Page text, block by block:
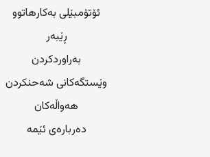
ئۆتۆمبێلی بەکارهاتوو
ڕێبەر
بەراوردکردن
وێستگەکانی شەحنکردن
هەواڵەکان
دەربارەی ئێمە